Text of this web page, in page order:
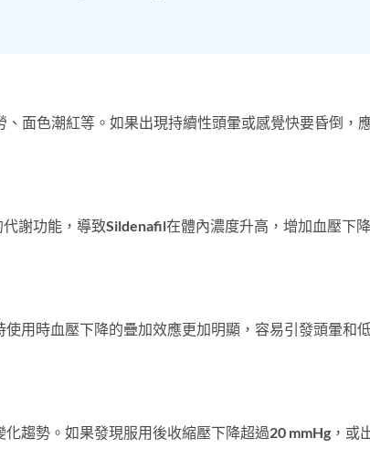
面色潮紅等。如果出現持續性頭暈或感覺快要昏倒，
謝功能，導致Sildenafil在體內濃度升高，增加血壓下
用時血壓下降的疊加效應更加明顯，容易引發頭暈和
趨勢。如果發現服用後收縮壓下降超過20 mmHg，或